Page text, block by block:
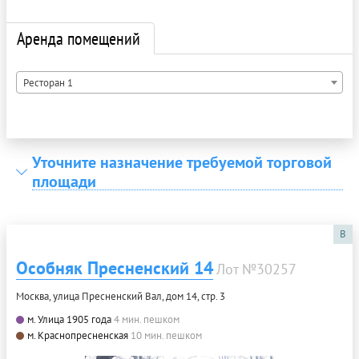
Аренда помещений
Ресторан 1
Уточните назначение требуемой торговой
площади
B
Особняк Пресненский 14 Лот №30257
Москва, улица Пресненский Вал, дом 14, стр. 3
м. Улица 1905 года4 мин. пешком
м. Краснопресненская 10 мин. пешком